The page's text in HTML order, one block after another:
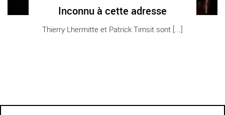
Inconnu à cette adresse
Thierry Lhermitte et Patrick Timsit sont [...]